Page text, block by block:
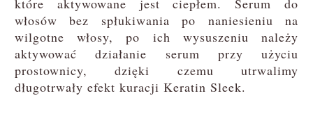
które aktywowane jest ciepłem. Serum do
włosów bez spłukiwania po naniesieniu na
wilgotne włosy, po ich wysuszeniu należy
aktywować działanie serum przy użyciu
prostownicy, dzięki czemu utrwalimy
długotrwały efekt kuracji Keratin Sleek.